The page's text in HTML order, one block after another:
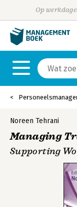
Op
Noreen Tehrani
Managing
Supporting